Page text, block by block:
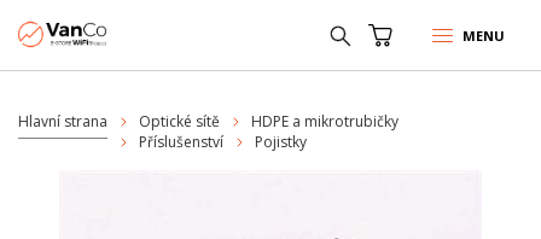
MENU
Hlavní strana Optické sítě
HDPE a mikrotrubičky
Příslušenství
Pojistky